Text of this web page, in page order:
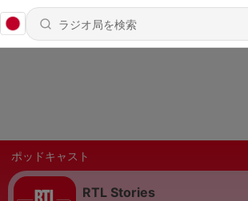
ポッドキャスト
RTL Stories